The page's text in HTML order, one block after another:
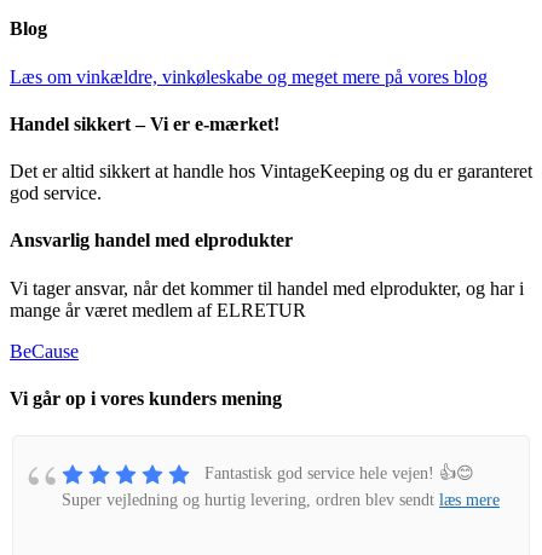
Blog
Læs om vinkældre, vinkøleskabe og meget mere på vores blog
Handel sikkert – Vi er e-mærket!
Det er altid sikkert at handle hos VintageKeeping og du er garanteret
god service.
Ansvarlig handel med elprodukter
Vi tager ansvar, når det kommer til handel med elprodukter, og har i
mange år været medlem af ELRETUR
BeCause
Vi går op i vores kunders mening
Fantastisk god service hele vejen! 👍😊
Super vejledning og hurtig levering, ordren blev sendt læs mere